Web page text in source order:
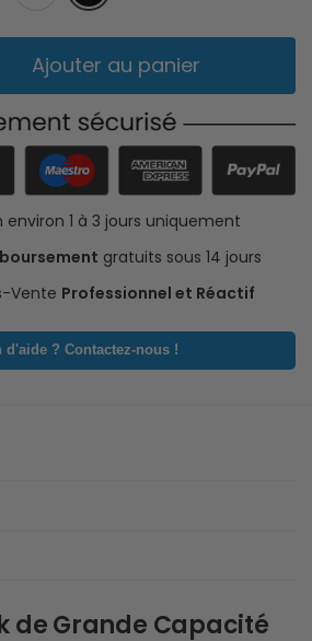
Ajouter au panier
environ 1 à 3 jours uniquement
gratuits sous 14 jours
Vente Professionnel et Réactif
d'aide ? Contactez-nous !
de Grande Capacité